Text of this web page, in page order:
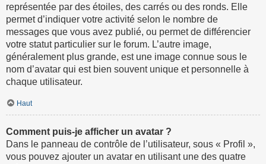
représentée par des étoiles, des carrés ou des ronds. Elle
permet d’indiquer votre activité selon le nombre de
messages que vous avez publié, ou permet de différencier
votre statut particulier sur le forum. L’autre image,
généralement plus grande, est une image connue sous le
nom d’avatar qui est bien souvent unique et personnelle à
chaque utilisateur.
Haut
Comment puis-je afficher un avatar ?
Dans le panneau de contrôle de l’utilisateur, sous « Profil »,
vous pouvez ajouter un avatar en utilisant une des quatre